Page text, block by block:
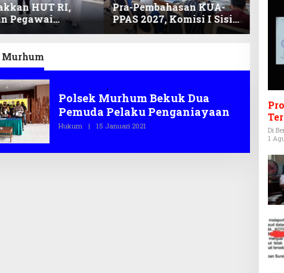
HUT RI,
Pegawai
DPRD Sultra
Pra-Pembahasan KUA-
PPAS 2027, Komisi I Sisir
Program Prioritas
Murhum
,
Polsek Murhum Bekuk Dua
Pemuda Pelaku Penganiayaan
Hukum | 15 Januari 2021
H
Di
1